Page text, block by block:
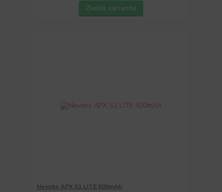
Zvolit variantu
Nevoks APX S1 LITE 500mAh